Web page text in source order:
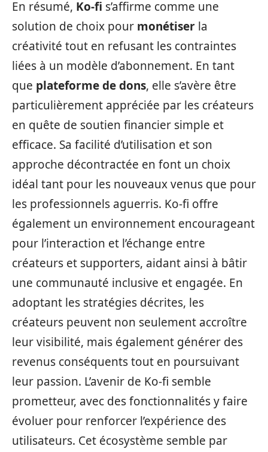
En résumé, Ko-fi s’affirme comme une
solution de choix pour monétiser la
créativité tout en refusant les contraintes
liées à un modèle d’abonnement. En tant
que plateforme de dons, elle s’avère être
particulièrement appréciée par les créateurs
en quête de soutien financier simple et
efficace. Sa facilité d’utilisation et son
approche décontractée en font un choix
idéal tant pour les nouveaux venus que pour
les professionnels aguerris. Ko-fi offre
également un environnement encourageant
pour l’interaction et l’échange entre
créateurs et supporters, aidant ainsi à bâtir
une communauté inclusive et engagée. En
adoptant les stratégies décrites, les
créateurs peuvent non seulement accroître
leur visibilité, mais également générer des
revenus conséquents tout en poursuivant
leur passion. L’avenir de Ko-fi semble
prometteur, avec des fonctionnalités y faire
évoluer pour renforcer l’expérience des
utilisateurs. Cet écosystème semble par